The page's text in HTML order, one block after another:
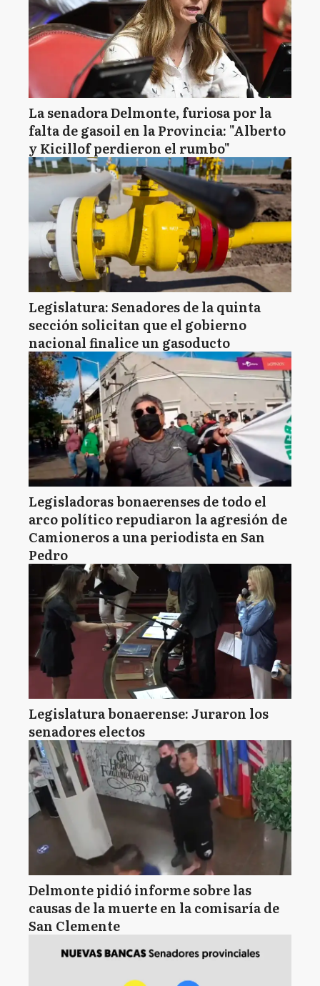
La senadora Delmonte, furiosa por la
falta de gasoil en la Provincia: "Alberto
y Kicillof perdieron el rumbo"
Legislatura: Senadores de la quinta
sección solicitan que el gobierno
nacional finalice un gasoducto
Legisladoras bonaerenses de todo el
arco político repudiaron la agresión de
Camioneros a una periodista en San
Pedro
Legislatura bonaerense: Juraron los
senadores electos
Delmonte pidió informe sobre las
causas de la muerte en la comisaría de
San Clemente